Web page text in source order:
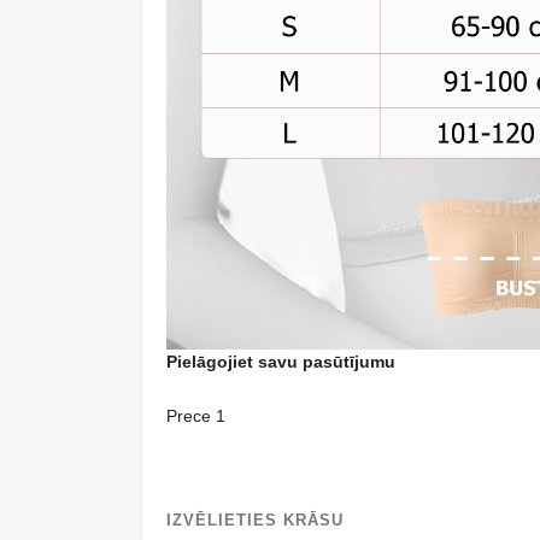
Pielāgojiet savu pasūtījumu
Prece 1
IZVĒLIETIES KRĀSU